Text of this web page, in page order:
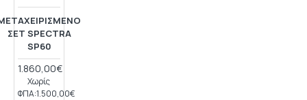
ΣΕΤ SPECTRA
SP60
1.860,00€
Χωρίς
ΦΠΑ:1.500,00€